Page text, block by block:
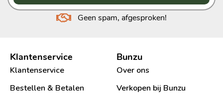
Geen spam, afgesproken!
Klantenservice
Klantenservice
Bestellen & Betalen
Bunzu
Over ons
Verkopen bij Bunzu